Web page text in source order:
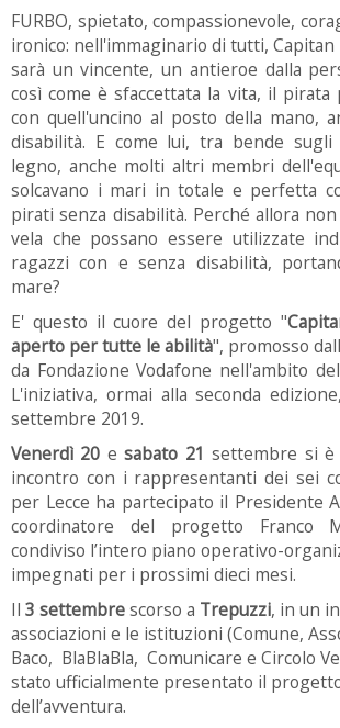
FURBO, spietato, compassionevole,
ironico: nell'immaginario di tutti,
sarà un vincente, un antieroe dalla
così come è sfaccettata la vita, il pirata
con quell'uncino al posto della mano,
disabilità. E come lui, tra bende
legno, anche molti altri membri
solcavano i mari in totale e perfetta
pirati senza disabilità. Perché allora
vela che possano essere utilizzate
ragazzi con e senza disabilità,
mare?
E' questo il cuore del progetto "
aperto per tutte le abilità", promosso
da Fondazione Vodafone nell'ambito
L'iniziativa, ormai alla seconda
settembre 2019.
Venerdì 20 esabato 21 settembre si è
incontro con i rappresentanti dei sei
per Lecce ha partecipato il Presidente
coordinatore del progetto Franco
condiviso l’intero piano operativo-
impegnati per i prossimi dieci mesi.
Il 3 settembrescorso a Trepuzzi, in un
associazioni e le istituzioni (Comune,
Baco, BlaBlaBla, Comunicare e Circolo
stato ufficialmente presentato il
dell’avventura.